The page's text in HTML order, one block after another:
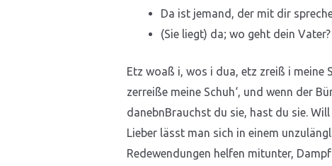
Da ist jemand, der mit dir
(Sie liegt) da; wo geht dein Vater?
Etz woaß i, wos i dua, etz zreiß i meine
zerreiße meine Schuh‘, und wenn der
danebnBrauchst du sie, hast du sie.
Lieber lässt man sich in einem
Redewendungen helfen mitunter,